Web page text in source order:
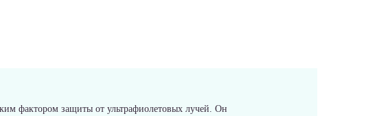
фактором защиты от ультрафиолетовых лучей. Он